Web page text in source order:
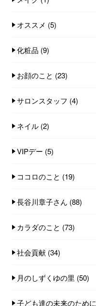
オススメ (5)
化粧品 (9)
お顔のこと (23)
サロンスタッフ (4)
ネイル (2)
VIPデー (5)
ココロのこと (19)
長谷川章子さん (88)
カラダのこと (73)
社会貢献 (34)
月のしずくゆの里 (50)
子ども達の未来のために